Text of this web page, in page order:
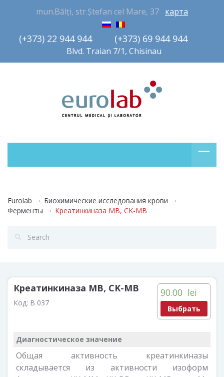
mun.Bălți, str.Ștefan cel Mare, 37 карта
(+373) 22 944 944         (+373) 69 944 944
Blvd. Traian 7/1, Chisinau
Eurolab
Биохимические исследования крови
Ферменты
Креатинкиназа МВ, CK-MB
90.00 lei
Выбрать
Креатинкиназа МВ, CK-MB
Код: B 037
Диагностическое значение
Общая активность креатинкиназы
складывается из активности изоформ